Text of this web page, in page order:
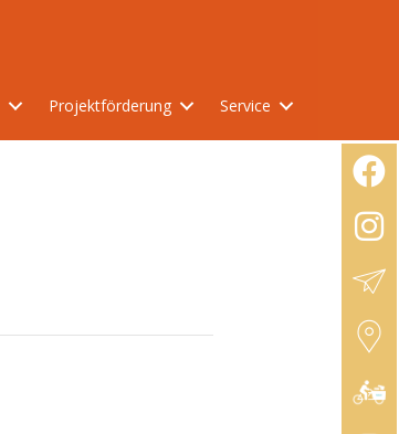
Projektförderung Service